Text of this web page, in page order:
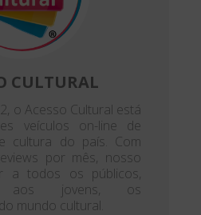
CULTURAL
o Acesso Cultural está
veículos on-line de
cultura do país. Com
por mês, nosso
a todos os públicos,
aos jovens, os
mundo cultural.